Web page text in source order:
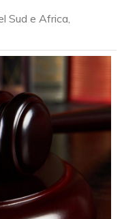
Sud e Africa,